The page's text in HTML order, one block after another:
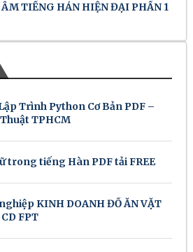
TIẾNG HÁN HIỆN ĐẠI PHẦN 1
Trình Python Cơ Bản PDF –
TPHCM
trong tiếng Hàn PDF tải FREE
KINH DOANH ĐỒ ĂN VẶT
FPT